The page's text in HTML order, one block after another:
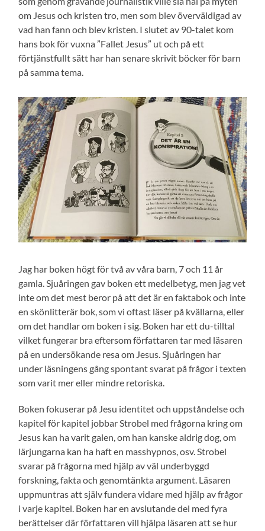
om Jesus och kristen tro, men som blev överväldigad av
vad han fann och blev kristen. I slutet av 90-talet kom
hans bok för vuxna ”Fallet Jesus” ut och på ett
förtjänstfullt sätt har han senare skrivit böcker för barn
på samma tema.
Jag har boken högt för två av våra barn, 7 och 11 år
gamla. Sjuåringen gav boken ett medelbetyg, men jag vet
inte om det mest beror på att det är en faktabok och inte
en skönlitterär bok, som vi oftast läser på kvällarna, eller
om det handlar om boken i sig. Boken har ett du-tilltal
vilket fungerar bra eftersom författaren tar med läsaren
på en undersökande resa om Jesus. Sjuåringen har
under läsningens gång spontant svarat på frågor i texten
som varit mer eller mindre retoriska.
Boken fokuserar på Jesu identitet och uppståndelse och
kapitel för kapitel jobbar Strobel med frågorna kring om
Jesus kan ha varit galen, om han kanske aldrig dog, om
lärjungarna kan ha haft en masshypnos, osv. Strobel
svarar på frågorna med hjälp av väl underbyggd
forskning, fakta och genomtänkta argument. Läsaren
uppmuntras att själv fundera vidare med hjälp av frågor
i varje kapitel. Boken har en avslutande del med fyra
berättelser där författaren vill hjälpa läsaren att se hur